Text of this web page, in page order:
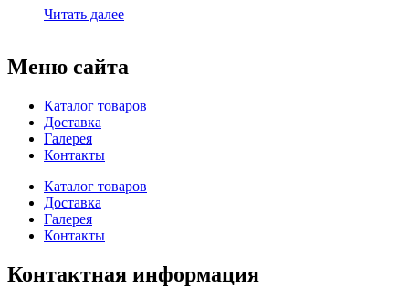
Читать далее
Меню сайта
Каталог товаров
Доставка
Галерея
Контакты
Каталог товаров
Доставка
Галерея
Контакты
Контактная информация